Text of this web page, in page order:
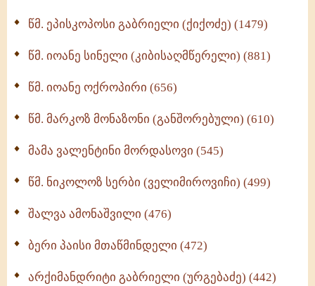
წმ. ეპისკოპოსი გაბრიელი (ქიქოძე) (1479)
წმ. იოანე სინელი (კიბისაღმწერელი) (881)
წმ. იოანე ოქროპირი (656)
წმ. მარკოზ მონაზონი (განშორებული) (610)
მამა ვალენტინი მორდასოვი (545)
წმ. ნიკოლოზ სერბი (ველიმიროვიჩი) (499)
შალვა ამონაშვილი (476)
ბერი პაისი მთაწმინდელი (472)
არქიმანდრიტი გაბრიელი (ურგებაძე) (442)